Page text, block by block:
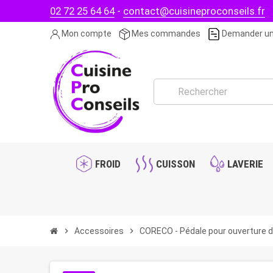
02 72 25 64 64- contact@cuisineproconseils.fr
Mon compte Mes commandes Demander
FROID CUISSON LAVERIE
chevron_right Accessoires chevron_right CORECO - Pédale pour ouverture